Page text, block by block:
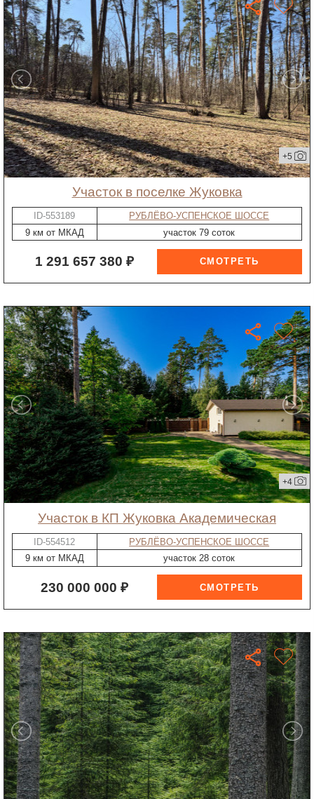
+5
участок в поселке Жуковка
ID-553189
РУБЛЁВО-УСПЕНСКОЕ ШОССЕ
9 км от МКАД
участок 79 соток
1 291 657 380 ₽
+4
участок в КП Жуковка Академическая
ID-554512
РУБЛЁВО-УСПЕНСКОЕ ШОССЕ
9 км от МКАД
участок 28 соток
230 000 000 ₽